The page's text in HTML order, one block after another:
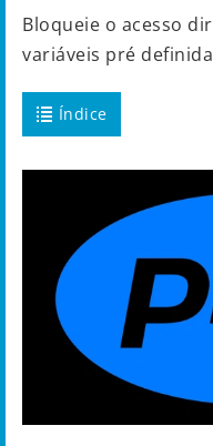
Bloqueie o acesso
variáveis pré
Índice